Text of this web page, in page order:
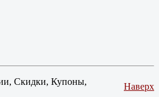
Наверх
Скидки, Купоны,